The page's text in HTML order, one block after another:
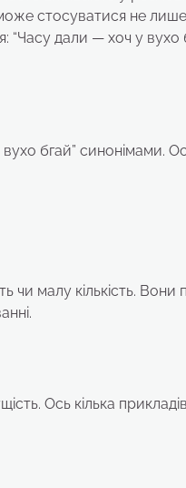
стосуватися не лише
дали — хоч у вухо
бгай” синонімами. Ось
чи малу кількість. Вони
Ось кілька